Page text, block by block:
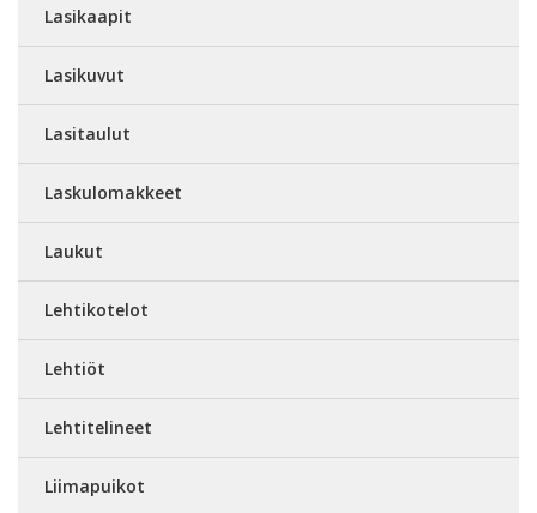
Lasikaapit
Lasikuvut
Lasitaulut
Laskulomakkeet
Laukut
Lehtikotelot
Lehtiöt
Lehtitelineet
Liimapuikot